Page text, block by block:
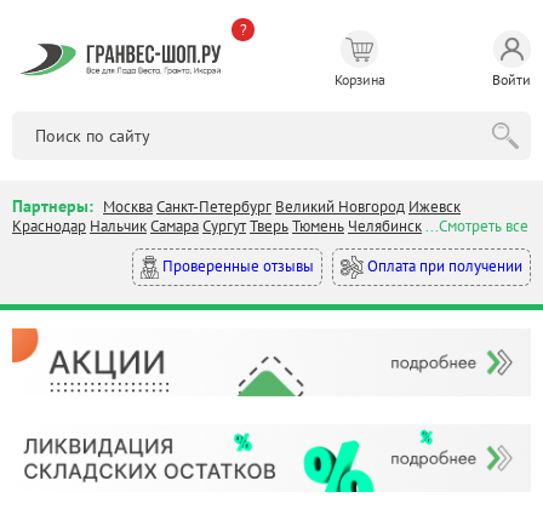
?
Корзина Войти
Партнеры: МоскваСанкт-Петербург Великий Новгород Ижевск
Краснодар НальчикСамараСургутТверьТюмень Челябинск...Смотреть все
Проверенные отзывы
Оплата при получении